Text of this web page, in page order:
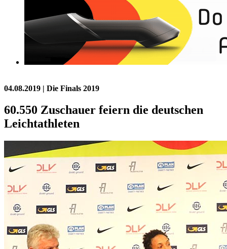
04.08.2019 | Die Finals 2019
60.550 Zuschauer feiern die deutschen
Leichtathleten